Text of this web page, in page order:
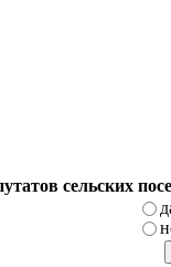
сельских